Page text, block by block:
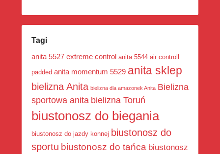
Tagi
anita 5527 extreme control anita 5544 air controll
padded anita momentum 5529 anita sklep
bielizna Anita bielizna dla amazonek Anita Bielizna
sportowa anita bielizna Toruń
biustonosz do biegania
biustonosz do jazdy konnej biustonosz do
sportu biustonosz do tańca biustonosz